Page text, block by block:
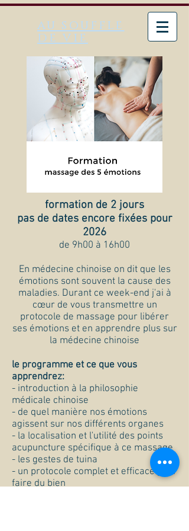
au souffle
de vie
formation de 2 jours
pas de dates encore fixées pour
2026
de 9h00 à 16h00
En médecine chinoise on dit que les
émotions sont souvent la cause des
maladies. Durant ce week-end j'ai à
cœur de vous transmettre un
protocole de massage pour libérer
ses émotions et en apprendre plus sur
la médecine chinoise
le programme et ce que vous
apprendrez:
- introduction à la philosophie
médicale chinoise
- de quel manière nos émotions
agissent sur nos différents organes
- la localisation et l'utilité des points
acupuncture spécifique à ce massage
- les gestes de tuina
- un protocole complet et efficace pour
faire du bien